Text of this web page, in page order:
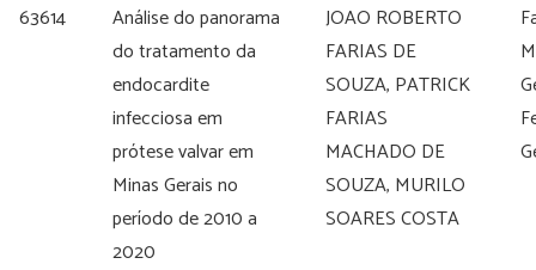
63614
Análise do panorama
do tratamento da
endocardite
infecciosa em
prótese valvar em
Minas Gerais no
período de 2010 a
2020
JOAO ROBERTO
FARIAS DE
SOUZA, PATRICK
FARIAS
MACHADO DE
SOUZA, MURILO
SOARES COSTA